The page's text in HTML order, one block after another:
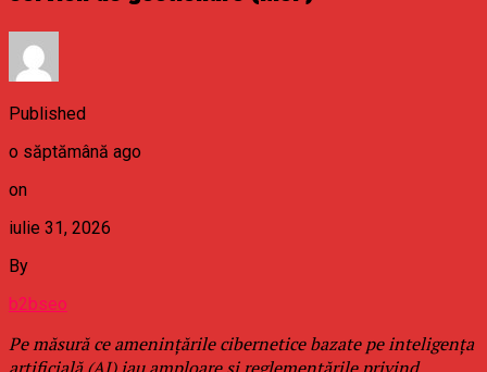
Published
o săptămână ago
on
iulie 31, 2026
By
b2bseo
Pe măsură ce amenințările cibernetice bazate pe inteligența